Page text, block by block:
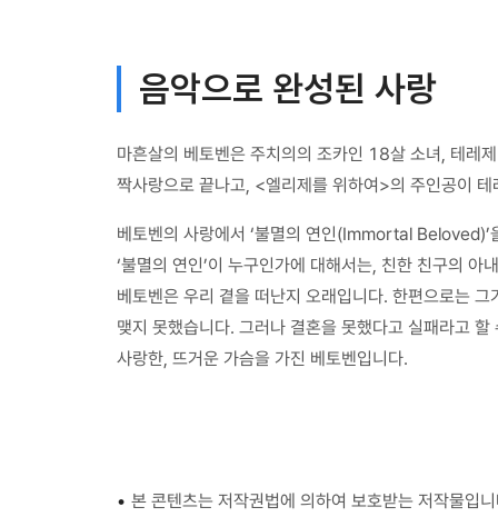
음악으로 완성된 사랑
마흔살의 베토벤은 주치의의 조카인 18살 소녀, 테레
짝사랑으로 끝나고, <엘리제를 위하여>의 주인공이
베토벤의 사랑에서 ‘불멸의 연인(Immortal
‘불멸의 연인’이 누구인가에 대해서는, 친한 친구의
베토벤은 우리 곁을 떠난지 오래입니다. 한편으로는
맺지 못했습니다. 그러나 결혼을 못했다고 실패라고
사랑한, 뜨거운 가슴을 가진 베토벤입니다.
• 본 콘텐츠는 저작권법에 의하여 보호받는 저작물입